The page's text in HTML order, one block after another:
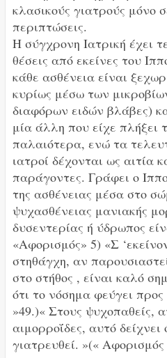
κλασικούς γιατρούς μόνο
περιπτώσεις.
Η σύγχρονη Ιατρική έχει
θέσεις από εκείνες του
κάθε ασθένεια είναι
κυρίως μέσω των
διαφόρων ειδών βλάβες)
μία άλλη που είχε πλήξει
παλαιότερα, ενώ τα
ιατροί δέχονται ως αιτία
παράγοντες. Γράφει ο
της ασθένειας μέσα στο
ψυχασθένειας μανιακής
δυσεντερίας ή ύδρωπος
«Αφορισμός» 5) «Σ
στηθάγχη, αν
στο στήθος , είναι καλό
ότι το νόσημα φεύγει
»49.)« Στους ψυχοπαθείς,
αιμορροΐδες, αυτό
γιατρευθεί. »(« Αφορισμός